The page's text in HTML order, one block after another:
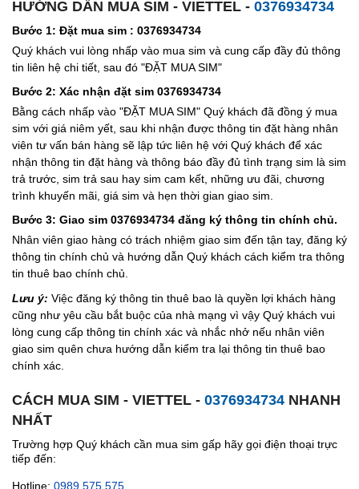
HƯỚNG DẪN MUA SIM - VIETTEL - 0376934734
Bước 1: Đặt mua sim : 0376934734
Quý khách vui lòng nhấp vào mua sim và cung cấp đầy đủ thông
tin liên hệ chi tiết, sau đó "ĐẶT MUA SIM"
Bước 2: Xác nhận đặt sim 0376934734
Bằng cách nhấp vào "ĐẶT MUA SIM" Quý khách đã đồng ý mua
sim với giá niêm yết, sau khi nhận được thông tin đặt hàng nhân
viên tư vấn bán hàng sẽ lập tức liên hệ với Quý khách để xác
nhận thông tin đặt hàng và thông báo đầy đủ tình trạng sim là sim
trả trước, sim trả sau hay sim cam kết, những ưu đãi, chương
trình khuyến mãi, giá sim và hẹn thời gian giao sim.
Bước 3: Giao sim 0376934734 đăng ký thông tin chính chủ.
Nhân viên giao hàng có trách nhiệm giao sim đến tận tay, đăng ký
thông tin chính chủ và hướng dẫn Quý khách cách kiểm tra thông
tin thuê bao chính chủ.
Lưu ý: Việc đăng ký thông tin thuê bao là quyền lợi khách hàng
cũng như yêu cầu bắt buộc của nhà mạng vì vậy Quý khách vui
lòng cung cấp thông tin chính xác và nhắc nhở nếu nhân viên
giao sim quên chưa hướng dẫn kiểm tra lại thông tin thuê bao
chính xác.
CÁCH MUA SIM - VIETTEL - 0376934734 NHANH
NHẤT
Trường hợp Quý khách cần mua sim gấp hãy gọi điện thoại trực
tiếp đến:
Hotline: 0989.575.575